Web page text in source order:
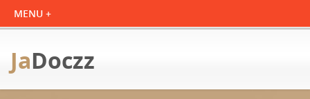
JaDoczz